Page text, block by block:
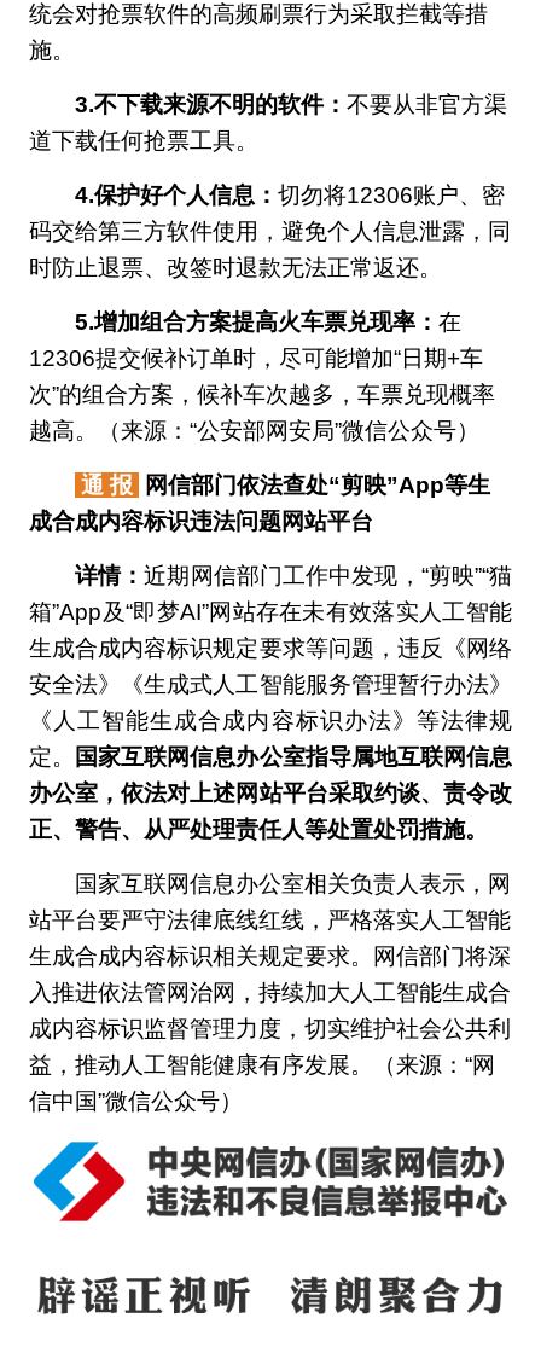
统会对抢票软件的高频刷票行为采取拦截等措
施。
3.不下载来源不明的软件： 不要从非官方渠
道下载任何抢票工具。
4.保护好个人信息： 切勿将12306账户、密
码交给第三方软件使用，避免个人信息泄露，同
时防止退票、改签时退款无法正常返还。
5.增加组合方案提高火车票兑现率： 在
12306提交候补订单时，尽可能增加“日期+车
次”的组合方案，候补车次越多，车票兑现概率
越高。（来源：“公安部网安局”微信公众号）
通 报
网信部门依法查处“剪映”App等生
成合成内容标识违法问题网站平台
详情：近期网信部门工作中发现，“剪映”“猫
箱”App及“即梦AI”网站存在未有效落实人工智能
生成合成内容标识规定要求等问题，违反《网络
安全法》《生成式人工智能服务管理暂行办法》
《人工智能生成合成内容标识办法》等法律规
定。
国家互联网信息办公室指导属地互联网信息
办公室，依法对上述网站平台采取约谈、责令改
正、警告、从严处理责任人等处置处罚措施。
国家互联网信息办公室相关负责人表示，网
站平台要严守法律底线红线，严格落实人工智能
生成合成内容标识相关规定要求。网信部门将深
入推进依法管网治网，持续加大人工智能生成合
成内容标识监督管理力度，切实维护社会公共利
益，推动人工智能健康有序发展。（来源：“网
信中国”微信公众号）